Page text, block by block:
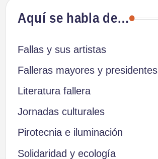
Aquí se habla de…
Fallas y sus artistas
Falleras mayores y presidentes
Literatura fallera
Jornadas culturales
Pirotecnia e iluminación
Solidaridad y ecología